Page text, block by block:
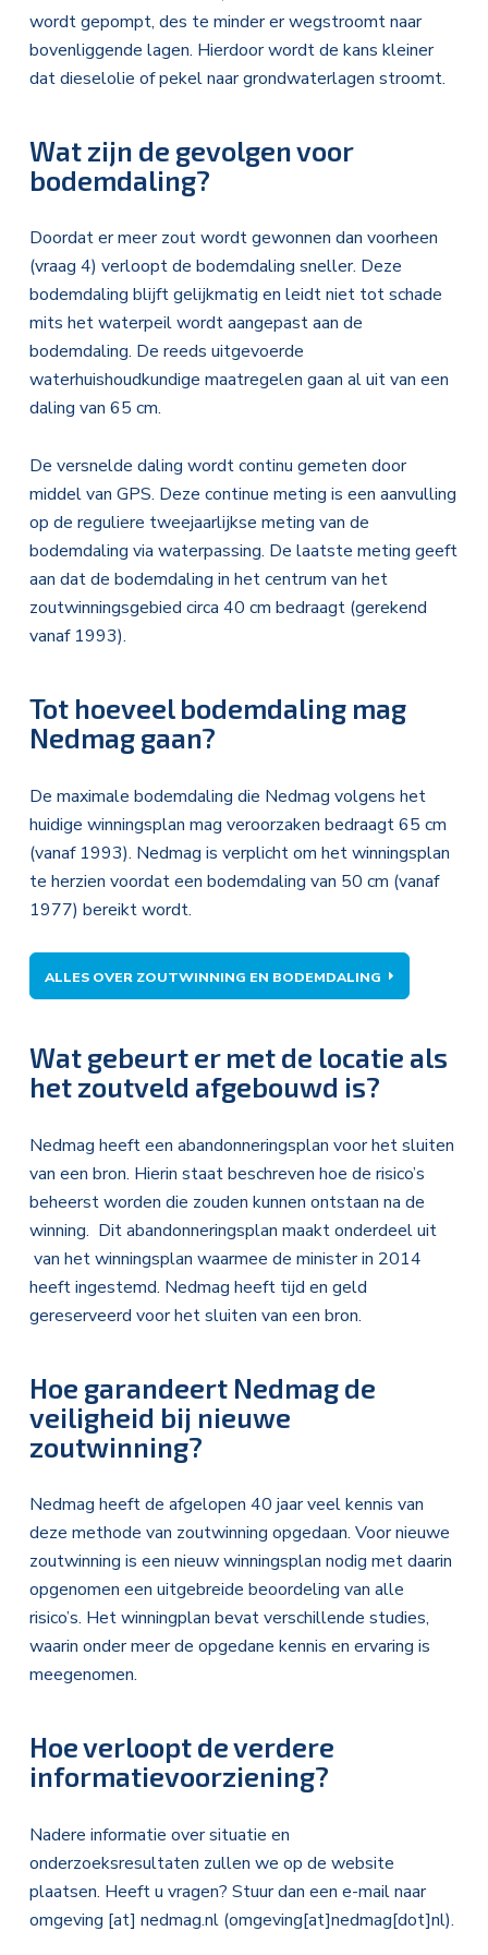
wordt gepompt, des te minder er wegstroomt naar
bovenliggende lagen. Hierdoor wordt de kans kleiner
dat dieselolie of pekel naar grondwaterlagen stroomt.
Wat zijn de gevolgen voor
bodemdaling?
Doordat er meer zout wordt gewonnen dan voorheen
(vraag 4) verloopt de bodemdaling sneller. Deze
bodemdaling blijft gelijkmatig en leidt niet tot schade
mits het waterpeil wordt aangepast aan de
bodemdaling. De reeds uitgevoerde
waterhuishoudkundige maatregelen gaan al uit van een
daling van 65 cm.
De versnelde daling wordt continu gemeten door
middel van GPS. Deze continue meting is een aanvulling
op de reguliere tweejaarlijkse meting van de
bodemdaling via waterpassing. De laatste meting geeft
aan dat de bodemdaling in het centrum van het
zoutwinningsgebied circa 40 cm bedraagt (gerekend
vanaf 1993).
Tot hoeveel bodemdaling mag
Nedmag gaan?
De maximale bodemdaling die Nedmag volgens het
huidige winningsplan mag veroorzaken bedraagt 65 cm
(vanaf 1993). Nedmag is verplicht om het winningsplan
te herzien voordat een bodemdaling van 50 cm (vanaf
1977) bereikt wordt.
ALLES OVER ZOUTWINNING EN BODEMDALING
Wat gebeurt er met de locatie als
het zoutveld afgebouwd is?
Nedmag heeft een abandonneringsplan voor het sluiten
van een bron. Hierin staat beschreven hoe de risico’s
beheerst worden die zouden kunnen ontstaan na de
winning. Dit abandonneringsplan maakt onderdeel uit
van het winningsplan waarmee de minister in 2014
heeft ingestemd. Nedmag heeft tijd en geld
gereserveerd voor het sluiten van een bron.
Hoe garandeert Nedmag de
veiligheid bij nieuwe
zoutwinning?
Nedmag heeft de afgelopen 40 jaar veel kennis van
deze methode van zoutwinning opgedaan. Voor nieuwe
zoutwinning is een nieuw winningsplan nodig met daarin
opgenomen een uitgebreide beoordeling van alle
risico’s. Het winningplan bevat verschillende studies,
waarin onder meer de opgedane kennis en ervaring is
meegenomen.
Hoe verloopt de verdere
informatievoorziening?
Nadere informatie over situatie en
onderzoeksresultaten zullen we op de website
plaatsen. Heeft u vragen? Stuur dan een e-mail naar
omgeving [at] nedmag.nl(omgeving[at]nedmag[dot]nl).